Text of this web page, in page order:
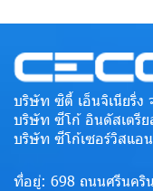
บริษัท ซิตี้ เอ็นจิเนียริ่ง
บริษัท ซีโก้ อินดัสเตรี
บริษัท ซีโก้เซอร์วิสแอ
ที่อยู่: 698 ถนนศรีนคริ